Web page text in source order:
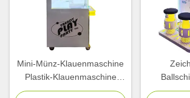
Mini-Münz-Klauenmaschine
Plastik-Klauenmaschine
Simulator Kinder-Arcade